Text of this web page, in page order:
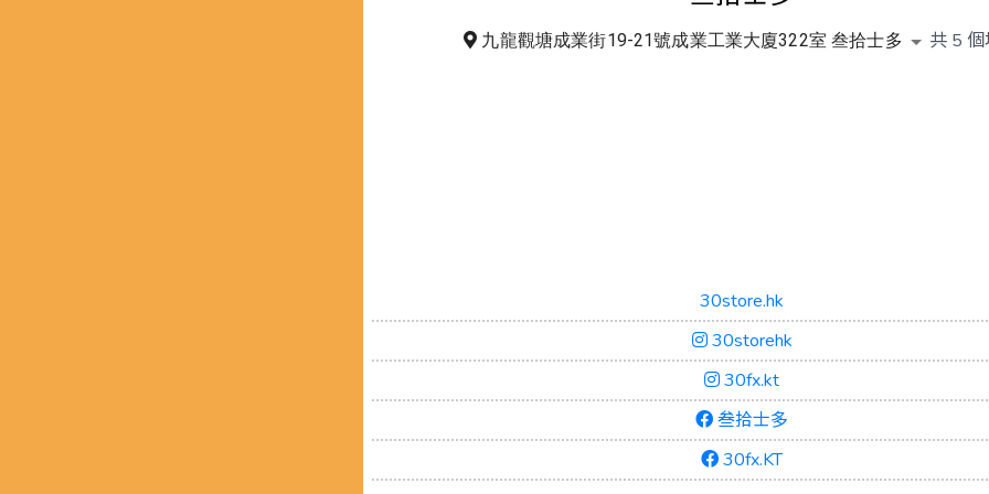
九龍觀塘成業街19-21號成業工業大廈322室 叁拾士多 共 5
30store.hk
30storehk
30fx.kt
叁拾士多
30fx.KT